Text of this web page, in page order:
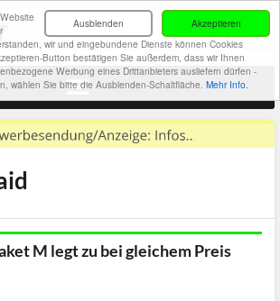
Akzeptieren
Ausblenden
wir und eingebundene Dienste können Cookies
Button bestätigen Sie außerdem, dass wir Ihnen
Werbung eines Drittanbieters ausliefern dürfen -
wählen Sie bitte die Ausblenden-Schaltfläche. Mehr Info.
M legt zu bei gleichem Preis